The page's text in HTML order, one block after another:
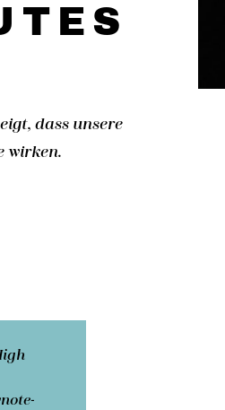
dass unsere
wirken.